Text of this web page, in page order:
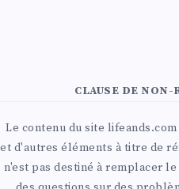
CLAUSE DE
Le contenu du site
et d'autres éléments à titre de
n'est pas destiné à remplacer